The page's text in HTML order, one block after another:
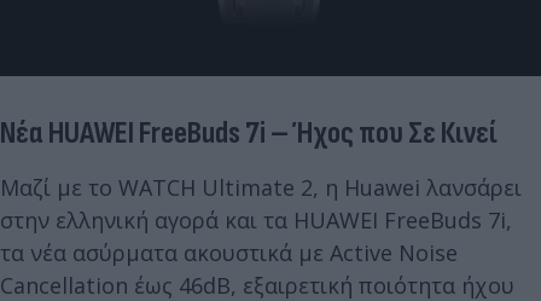
Νέα HUAWEI FreeBuds 7i – Ήχος που Σε Κινεί
Μαζί με το WATCH Ultimate 2, η Huawei λανσάρει
στην ελληνική αγορά και τα HUAWEI FreeBuds 7i,
τα νέα ασύρματα ακουστικά με Active Noise
Cancellation έως 46dB, εξαιρετική ποιότητα ήχου